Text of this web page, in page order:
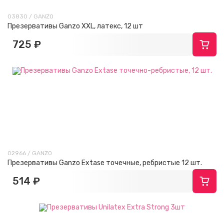
03830 / GANZO
Презервативы Ganzo XXL, латекс, 12 шт
725 ₽
02966 / GANZO
Презервативы Ganzo Extase точечные, ребристые 12 шт.
514 ₽